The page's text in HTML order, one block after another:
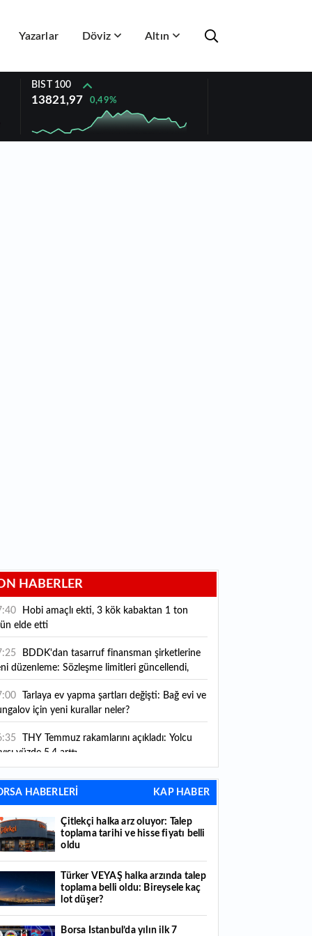
Yazarlar Döviz Altın
BIST 100
13821,97 0,49%
HABERLER
elde etti
düzenleme: Sözleşme limitleri güncellendi,
kurallar yürürlüğe girdi
için yeni kurallar neler?
yüzde 5,4 arttı
Piyasaların beklediği veri geldi: ABD tarım
istihdam rakamları açıklandı
Çitlekçi halka arz oluyor: Talep toplama
ve hisse fiyatı belli oldu
istediğini savundu
Boğaz’ın kıtaları birleştiren ruhu Memorial
HABERLERİ KAP HABER
Çitlekçi halka arz oluyor: Talep
toplama tarihi ve hisse fiyatı belli
oldu
Türker VEYAŞ halka arzında talep
toplama belli oldu: Bireysele kaç
lot düşer?
Borsa İstanbul’da yılın ilk 7